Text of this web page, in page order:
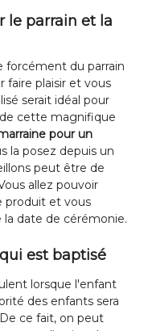
le parrain et la
forcément du parrain
faire plaisir et vous
serait idéal pour
cette magnifique
pour un
la posez depuis un
peut être de
allez pouvoir
produit et vous
la date de cérémonie.
est baptisé
lorsque l'enfant
des enfants sera
ce fait, on peut